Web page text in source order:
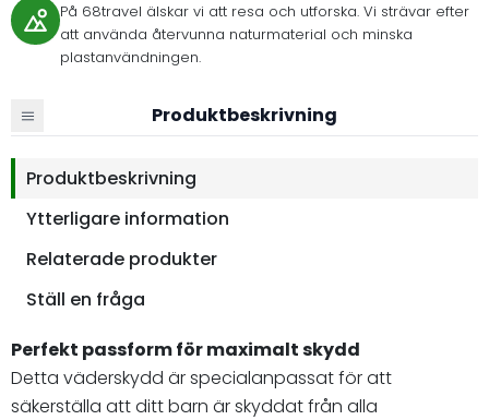
På 68travel älskar vi att resa och utforska. Vi strävar efter
att använda återvunna naturmaterial och minska
plastanvändningen.
Produktbeskrivning
Produktbeskrivning
Ytterligare information
Relaterade produkter
Ställ en fråga
Perfekt passform för maximalt skydd
Detta väderskydd är specialanpassat för att
säkerställa att ditt barn är skyddat från alla